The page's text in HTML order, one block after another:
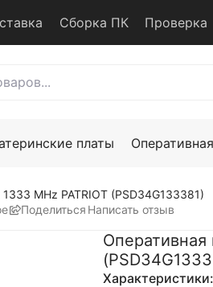
Сборка ПК Проверка
платы
MHz PATRIOT (PSD34G133381)
Поделиться Написать отзыв
Оперативная
Характеристики: